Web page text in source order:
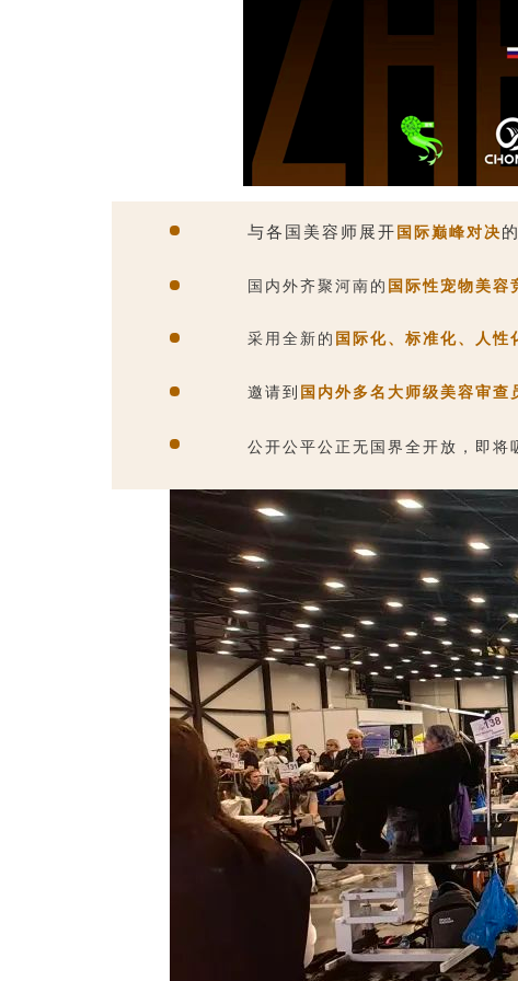
与各国美容师展开国际巅峰对决
国内外齐聚河南的 国际性宠物美容
采用全新的 国际化、标准化、人性
邀请到 国内外多名大师级美容审查
公开公平公正无国界全开放，即将